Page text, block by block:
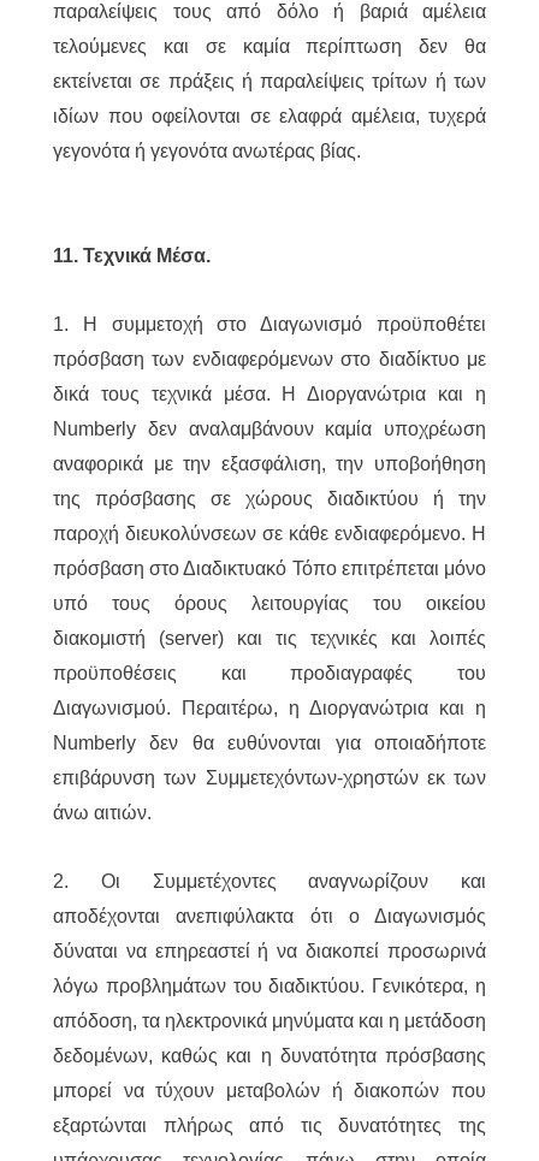
παραλείψεις τους από δόλο ή βαριά αμέλεια
τελούμενες και σε καμία περίπτωση δεν θα
εκτείνεται σε πράξεις ή παραλείψεις τρίτων ή των
ιδίων που οφείλονται σε ελαφρά αμέλεια, τυχερά
γεγονότα ή γεγονότα ανωτέρας βίας.
11. Τεχνικά Μέσα.
1. Η συμμετοχή στο Διαγωνισμό προϋποθέτει
πρόσβαση των ενδιαφερόμενων στο διαδίκτυο με
δικά τους τεχνικά μέσα. Η Διοργανώτρια και η
Numberly δεν αναλαμβάνουν καμία υποχρέωση
αναφορικά με την εξασφάλιση, την υποβοήθηση
της πρόσβασης σε χώρους διαδικτύου ή την
παροχή διευκολύνσεων σε κάθε ενδιαφερόμενο. Η
πρόσβαση στο Διαδικτυακό Τόπο επιτρέπεται μόνο
υπό τους όρους λειτουργίας του οικείου
διακομιστή (server) και τις τεχνικές και λοιπές
προϋποθέσεις και προδιαγραφές του
Διαγωνισμού. Περαιτέρω, η Διοργανώτρια και η
Numberly δεν θα ευθύνονται για οποιαδήποτε
επιβάρυνση των Συμμετεχόντων-χρηστών εκ των
άνω αιτιών.
2. Οι Συμμετέχοντες αναγνωρίζουν και
αποδέχονται ανεπιφύλακτα ότι ο Διαγωνισμός
δύναται να επηρεαστεί ή να διακοπεί προσωρινά
λόγω προβλημάτων του διαδικτύου. Γενικότερα, η
απόδοση, τα ηλεκτρονικά μηνύματα και η μετάδοση
δεδομένων, καθώς και η δυνατότητα πρόσβασης
μπορεί να τύχουν μεταβολών ή διακοπών που
εξαρτώνται πλήρως από τις δυνατότητες της